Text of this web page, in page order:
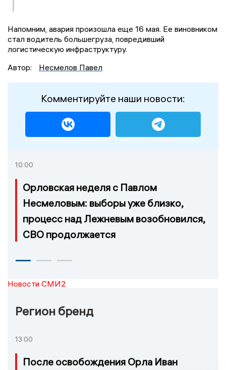
Напомним, авария произошла еще 16 мая. Ее виновником
стал водитель большегруза, повредивший
логистическую инфраструктуру.
Автор:
Несмелов Павел
Комментируйте наши новости:
10:00
Орловская неделя с Павлом
Несмеловым: выборы уже близко,
процесс над Лежневым возобновился,
СВО продолжается
Новости СМИ2
Регион бренд
13:00
После освобождения Орла Иван